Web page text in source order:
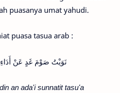
puasanya umat yahudi.
puasa tasua arab :
نَوَيْتُ صَوْمَ غَدٍ عَنْ أَدَاءِ
an ada'i sunnatit tasu'a